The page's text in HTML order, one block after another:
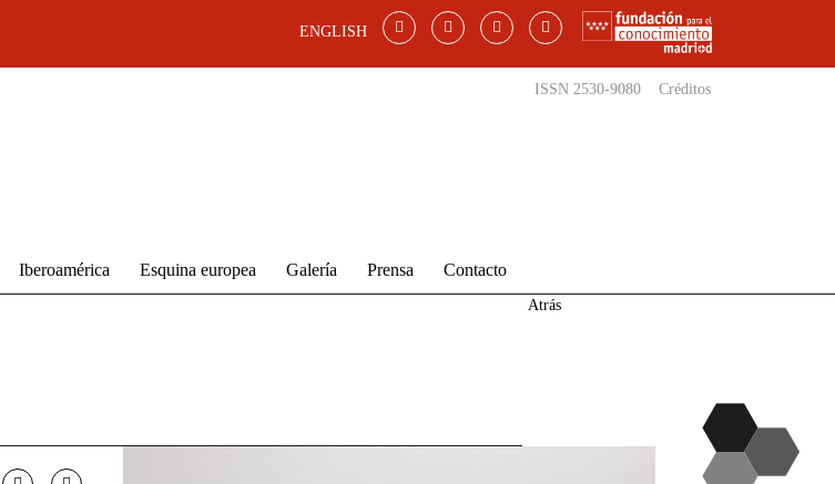
ENGLISH
ISSN 2530-9080 Créditos
Iberoamérica Esquina europea Galería Prensa Contacto
Atrás